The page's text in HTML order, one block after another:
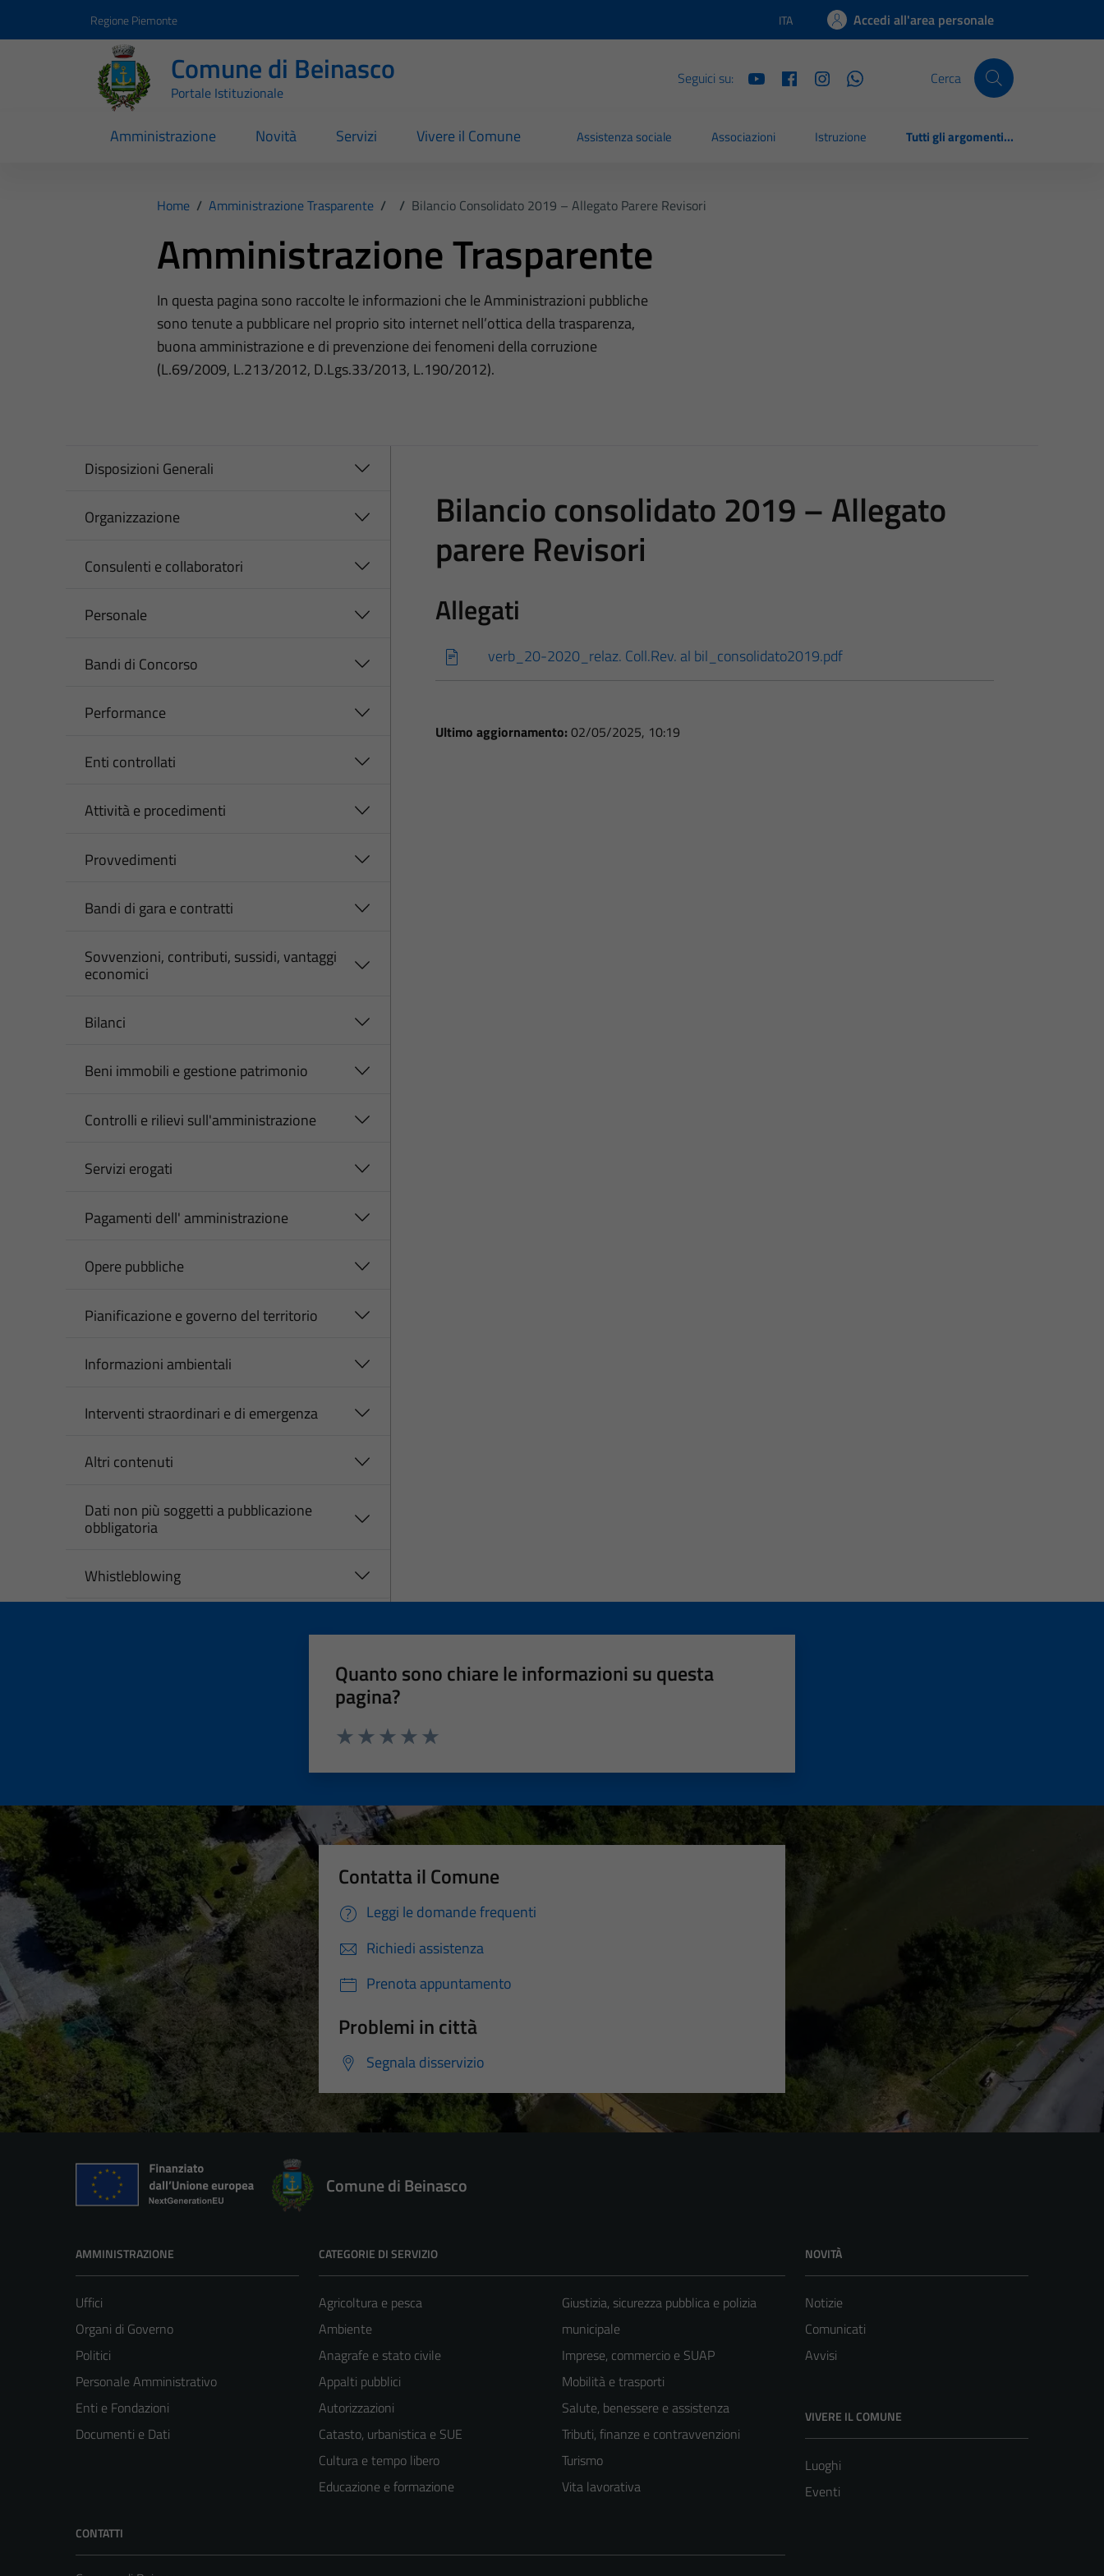
Regione Piemonte Lingua attiva:
ITA Accedi all'area personale
Comune di Beinasco
Portale Istituzionale
Seguici su: Cerca
Amministrazione Novità Servizi Vivere il Comune Assistenza sociale Associazioni Istruzione Tutti gli argomenti...
Home / Amministrazione Trasparente / / Bilancio Consolidato 2019 – Allegato Parere Revisori
Amministrazione Trasparente
In questa pagina sono raccolte le informazioni che le Amministrazioni pubbliche
sono tenute a pubblicare nel proprio sito internet nell’ottica della trasparenza,
buona amministrazione e di prevenzione dei fenomeni della corruzione
(L.69/2009, L.213/2012, D.Lgs.33/2013, L.190/2012).
Disposizioni Generali
Organizzazione
Consulenti e collaboratori
Personale
Bandi di Concorso
Performance
Enti controllati
Attività e procedimenti
Provvedimenti
Bandi di gara e contratti
Sovvenzioni, contributi, sussidi, vantaggi
economici
Bilanci
Beni immobili e gestione patrimonio
Controlli e rilievi sull'amministrazione
Servizi erogati
Pagamenti dell' amministrazione
Opere pubbliche
Pianificazione e governo del territorio
Informazioni ambientali
Interventi straordinari e di emergenza
Altri contenuti
Dati non più soggetti a pubblicazione
obbligatoria
Whistleblowing
Bilancio consolidato 2019 – Allegato
parere Revisori
Allegati
verb_20-2020_relaz. Coll.Rev. al bil_consolidato2019.pdf
Ultimo aggiornamento: 02/05/2025, 10:19
Quanto sono chiare le informazioni su questa
pagina?
Contatta il Comune
Leggi le domande frequenti
Richiedi assistenza
Prenota appuntamento
Problemi in città
Segnala disservizio
Comune di Beinasco
AMMINISTRAZIONE
Uffici
Organi di Governo
Politici
Personale Amministrativo
Enti e Fondazioni
Documenti e Dati
CATEGORIE DI SERVIZIO
Agricoltura e pesca
Ambiente
Anagrafe e stato civile
Appalti pubblici
Autorizzazioni
Catasto, urbanistica e SUE
Cultura e tempo libero
Educazione e formazione
Giustizia, sicurezza pubblica e polizia
municipale
Imprese, commercio e SUAP
Mobilità e trasporti
Salute, benessere e assistenza
Tributi, finanze e contravvenzioni
Turismo
Vita lavorativa
NOVITÀ
Notizie
Comunicati
Avvisi
VIVERE IL COMUNE
Luoghi
Eventi
CONTATTI